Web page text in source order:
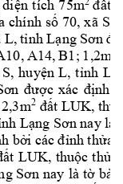
diện tích 75m đất
chính số 70, xã S,
L, tỉnh Lạng Sơn đư
A14, B1; 1,2m
S, huyện L, tỉnh L
được xác định
2 đất LUK, thu
nh Lạng Sơn nay là t
bởi các đỉnh thửa
t LUK, thuộc thửa
Sơn nay là tờ bản